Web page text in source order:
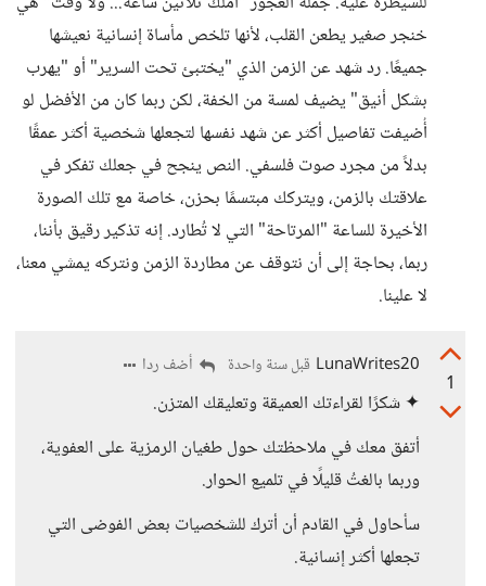
خنجر صغير يطعن القلب، لأنها تلخص مأساة إنسانية نعيشها
جميعًا. رد شهد عن الزمن الذي "يختبئ تحت السرير" أو "يهرب
بشكل أنيق" يضيف لمسة من الخفة، لكن ربما كان من الأفضل لو
أُضيفت تفاصيل أكثر عن شهد نفسها لتجعلها شخصية أكثر عمقًا
بدلاً من مجرد صوت فلسفي. النص ينجح في جعلك تفكر في
علاقتك بالزمن، ويتركك مبتسمًا بحزن، خاصة مع تلك الصورة
الأخيرة للساعة "المرتاحة" التي لا تُطارد. إنه تذكير رقيق بأننا،
ربما، بحاجة إلى أن نتوقف عن مطاردة الزمن ونتركه يمشي معنا،
لا علينا.
1
LunaWrites20 قبل سنة واحدة أضف ردا
✦ شكرًا لقراءتك العميقة وتعليقك المتزن.
أتفق معك في ملاحظتك حول طغيان الرمزية على العفوية،
وربما بالغتُ قليلًا في تلميع الحوار.
سأحاول في القادم أن أترك للشخصيات بعض الفوضى التي
تجعلها أكثر إنسانية.